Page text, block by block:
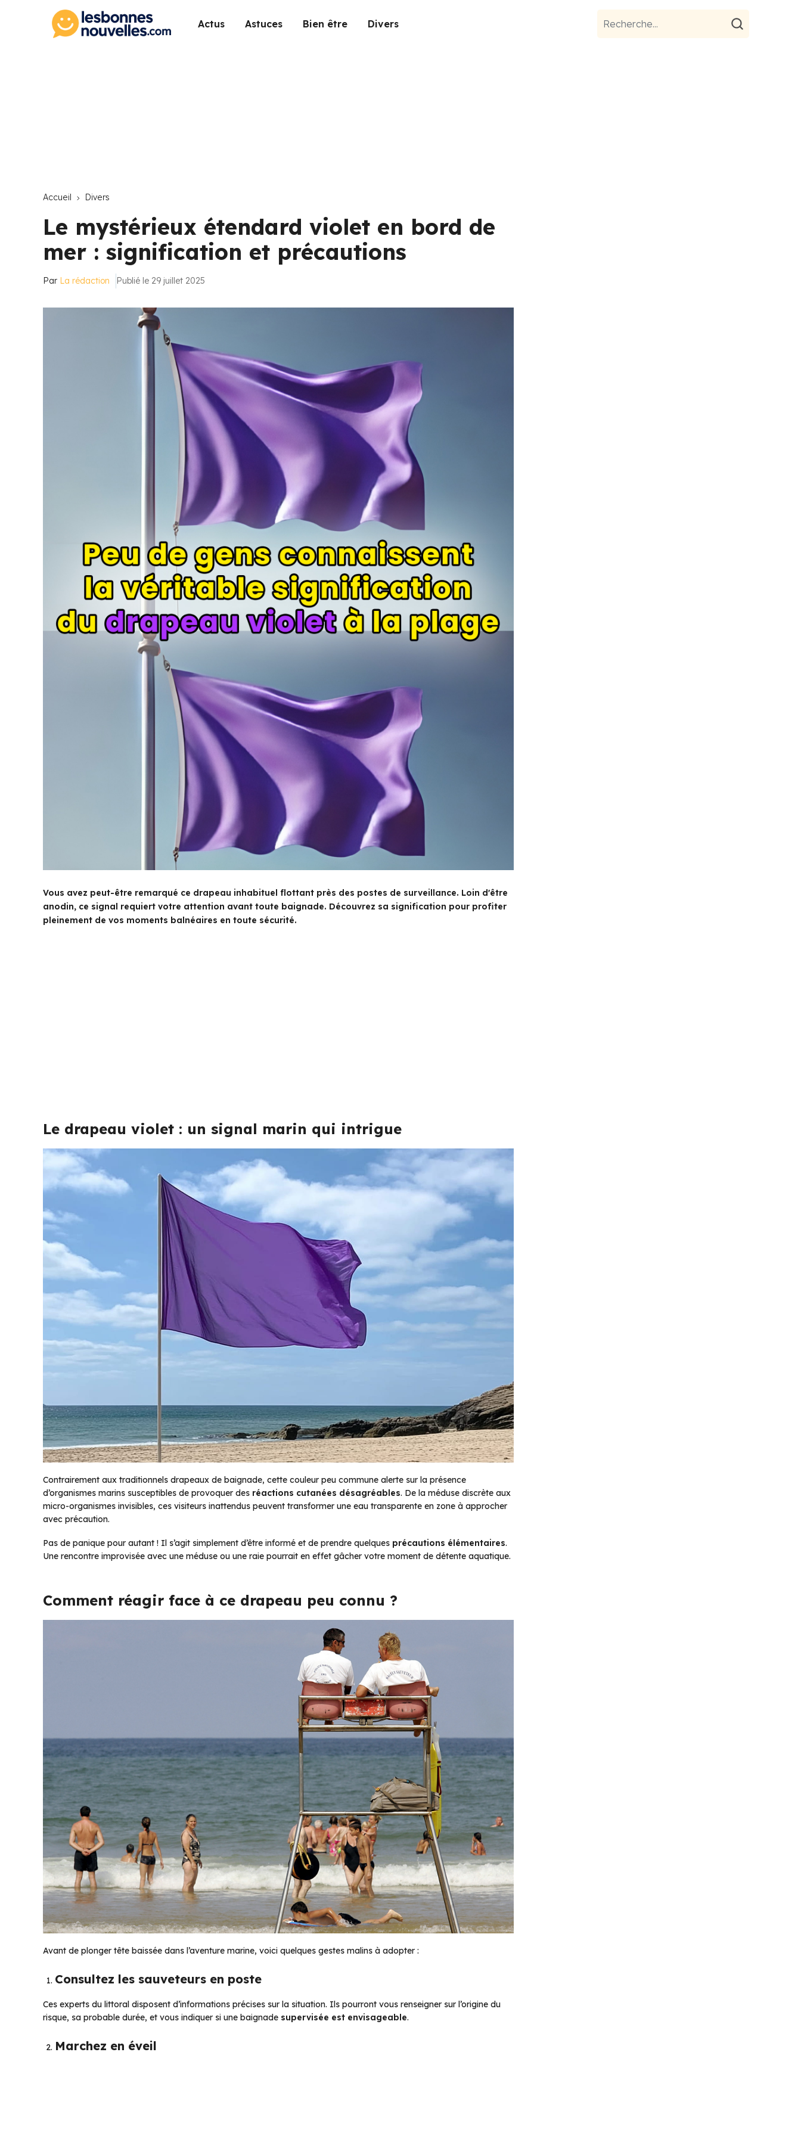
Actus Astuces Bien être Divers
Accueil Divers
Le mystérieux étendard violet en bord de
mer : signification et précautions
Par La rédaction Publié le 29 juillet 2025
Vous avez peut-être remarqué ce drapeau inhabituel flottant près des postes de surveillance. Loin d'être
anodin, ce signal requiert votre attention avant toute baignade. Découvrez sa signification pour profiter
pleinement de vos moments balnéaires en toute sécurité.
Le drapeau violet : un signal marin qui intrigue
Contrairement aux traditionnels drapeaux de baignade, cette couleur peu commune alerte sur la présence
d’organismes marins susceptibles de provoquer des réactions cutanées désagréables. De la méduse discrète aux
micro-organismes invisibles, ces visiteurs inattendus peuvent transformer une eau transparente en zone à approcher
avec précaution.
Pas de panique pour autant ! Il s’agit simplement d’être informé et de prendre quelques précautions élémentaires.
Une rencontre improvisée avec une méduse ou une raie pourrait en effet gâcher votre moment de détente aquatique.
Comment réagir face à ce drapeau peu connu ?
Avant de plonger tête baissée dans l’aventure marine, voici quelques gestes malins à adopter :
Consultez les sauveteurs en poste
Ces experts du littoral disposent d’informations précises sur la situation. Ils pourront vous renseigner sur l’origine du
risque, sa probable durée, et vous indiquer si une baignade supervisée est envisageable.
Marchez en éveil